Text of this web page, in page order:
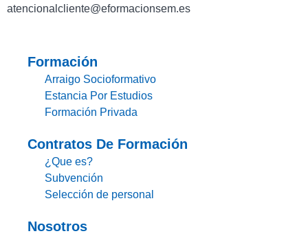
atencionalcliente@eformacionsem.es
Formación
Arraigo Socioformativo
Estancia Por Estudios
Formación Privada
Contratos De Formación
¿Que es?
Subvención
Selección de personal
Nosotros